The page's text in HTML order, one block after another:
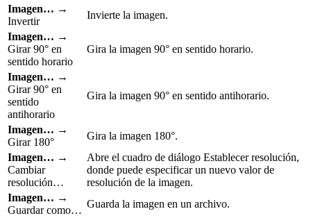
Imagen… →
Invertir
Invierte la imagen.
Imagen… →
Girar 90° en
sentido horario
Gira la imagen 90° en sentido horario.
Imagen… →
Girar 90° en
sentido
antihorario
Gira la imagen 90° en sentido antihorario.
Imagen… →
Girar 180°
Gira la imagen 180°.
Imagen… →
Cambiar
resolución…
Abre el cuadro de diálogo Establecer resolución,
donde puede especificar un nuevo valor de
resolución de la imagen.
Imagen… →
Guardar como…
Guarda la imagen en un archivo.